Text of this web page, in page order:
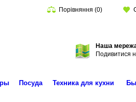
Порівняння (0)
Наша
Подивитися
Посуда Техника для кухни